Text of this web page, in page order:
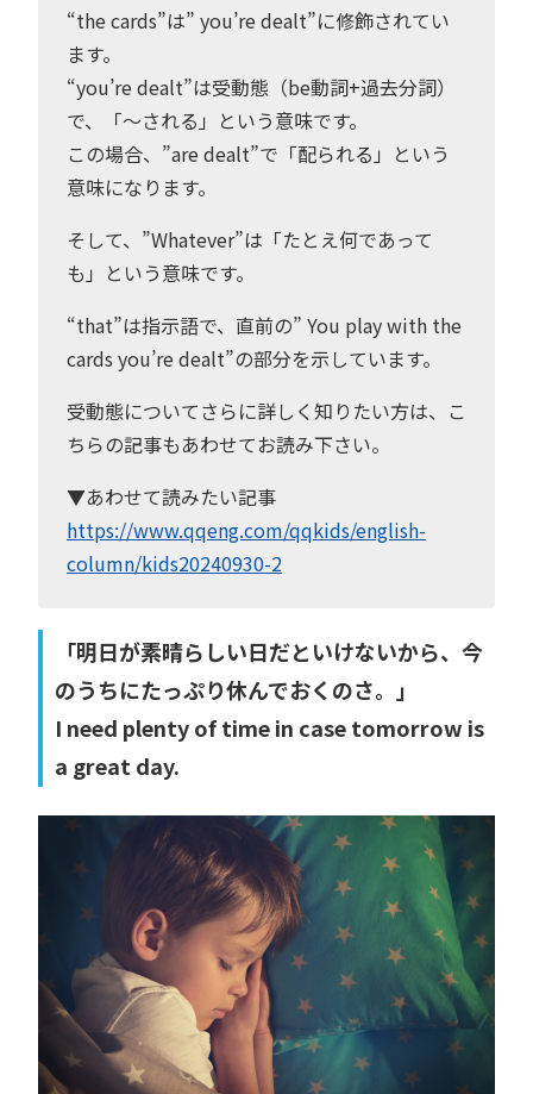
“the cards”は” you’re dealt”に修飾されてい
ます。
“you’re dealt”は受動態（be動詞+過去分詞）
で、「〜される」という意味です。
この場合、”are dealt”で「配られる」という
意味になります。
そして、”Whatever”は「たとえ何であって
も」という意味です。
“that”は指示語で、直前の” You play with the
cards you’re dealt”の部分を示しています。
受動態についてさらに詳しく知りたい方は、こ
ちらの記事もあわせてお読み下さい。
▼あわせて読みたい記事
https://www.qqeng.com/qqkids/english-
column/kids20240930-2
「明日が素晴らしい日だといけないから、今
のうちにたっぷり休んでおくのさ。」
I need plenty of time in case tomorrow is
a great day.